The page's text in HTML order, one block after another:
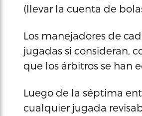
(llevar la cuenta de
Los manejadores de
jugadas si consideran,
que los árbitros se han
Luego de la séptima
cualquier jugada